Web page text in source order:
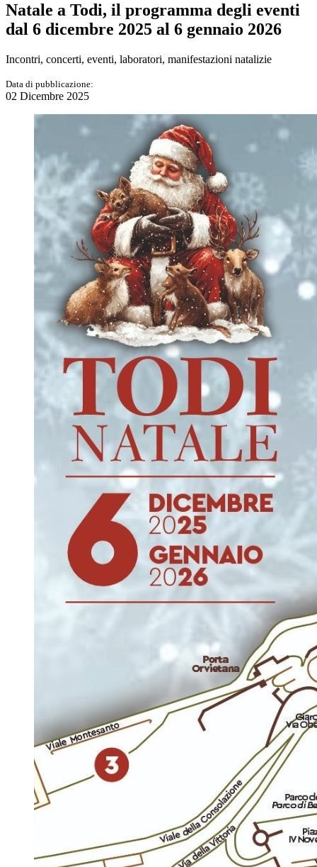
Natale a Todi, il programma degli eventi
dal 6 dicembre 2025 al 6 gennaio 2026
Incontri, concerti, eventi, laboratori, manifestazioni natalizie
Data di pubblicazione:
02 Dicembre 2025